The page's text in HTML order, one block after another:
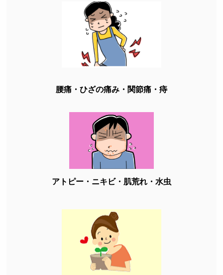
腰痛・ひざの痛み・関節痛・痔
アトピー・ニキビ・肌荒れ・水虫